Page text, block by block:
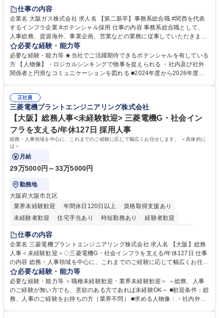
服装自由
第二新卒歓迎
仕事の内容
企業名 大阪ガス株式会社 求人名 【第二新卒】事務系総合職 #関西を代表
するインフラ企業 #ポテンシャル採用 仕事の内容 事務系総合職として、
人事総務、資源海外、事業企画、営業などの業務に従事していただきま
す。 【業務内容の一例】■所属事業部の勤労業務 ■海外に関係する各種業
務 ■営業部門の企画スタッフ、ルート営業 【キャリアパス】入社後の配属
ポジションで一定期間ご活躍頂いた後、本人の適性及び将来のキャリアを
鑑みてジョブローテーションを行います。 【育成】OJTでの現場育成や研
表するインフラ企業 #ポテンシャル採用
必要な経験・能力等
必要な経験・能力等 ★当社でご活躍期待できるポテンシャルを有している
方 【人物像】・ロジカルシンキングで物事を捉えられる ・社内及び社外
関係者と円滑なコミュニケーションを図れる ■2024年度から2026年度ま
72.html ■エネルギーセキュリティの不安定化や気候変動による自然災害の
甚大化など、これまで以上に社会課題解決の重要性が高まっています。
「未来の日常」の創造に向けて持続可能な社会の実現に貢献してまいりま
す。 学歴・資格 学歴：大学院 大学 語学力： 資格：
正社員
三菱電機プラントエンジニアリング株式会社
【大阪】総務人事<未経験歓迎> 三菱電機G・社会イン
フラを支える/年休127日 採用人事
総務・人事領域を中心に、これまでのご経験に応じて幅広くお任せします。 ＜具体的に
は＞
月給
29万5000円～33万5000円
勤務地
大阪府大阪市北区
業界未経験歓迎
年間休日120日以上
資格取得支援あり
未経験者歓迎
住宅手当あり 時短勤務あり
経験者歓迎
退職金あり
駅近5分以内
土日祝休み 服装自由 寮・社宅あり 食事補助あり
仕事の内容
企業名 三菱電機プラントエンジニアリング株式会社 求人名 【大阪】総務
人事＜未経験歓迎＞◇三菱電機G・社会インフラを支える/年休127日 仕事
の内容 総務・人事領域を中心に、これまでのご経験に応じて幅広くお任せ
します。 ＜具体的には＞ ・総務/人事労務（給与・社保・勤怠管理など）
・採用・教育研修 ・福利厚生運用 など ※基本的には事務所勤務ですが、
採用や教育等の業務内容により、関西圏以外への日帰り・宿泊を伴う国内
出張もございます。 ※担当業務を持ちつつ、お互いに助け合いながら、総
必要な経験・能力等
必要な経験・能力等 ＜職種未経験歓迎・業界未経験歓迎＞ ～総務、人事
のご経験が無い方でも、意欲のある方であれば未経験OK～ ■歓迎条件：総
務、人事のご経験をお持ちの方（業界不問） ■求める人物像：・社内外の